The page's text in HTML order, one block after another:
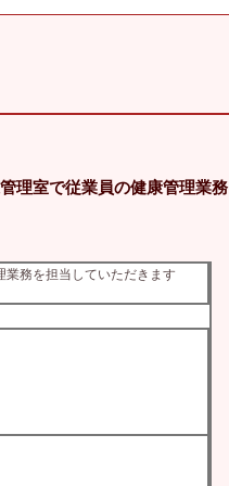
理室で従業員の健康管理業務
業務を担当していただきます